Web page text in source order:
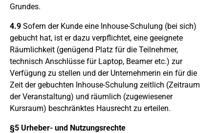
Grundes.
4.9 Sofern der Kunde eine Inhouse-Schulung (bei sich)
gebucht hat, ist er dazu verpflichtet, eine geeignete
Räumlichkeit (genügend Platz für die Teilnehmer,
technisch Anschlüsse für Laptop, Beamer etc.) zur
Verfügung zu stellen und der Unternehmerin ein für die
Zeit der gebuchten Inhouse-Schulung zeitlich (Zeitraum
der Veranstaltung) und räumlich (zugewiesener
Kursraum) beschränktes Hausrecht zu erteilen.
§5 Urheber- und Nutzungsrechte